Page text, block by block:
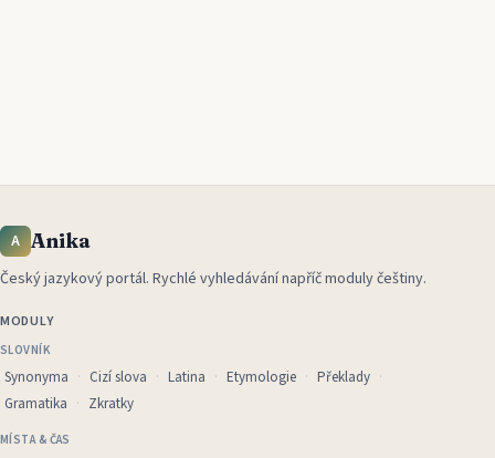
A Anika
Český jazykový portál. Rychlé vyhledávání napříč moduly češtiny.
MODULY
SLOVNÍK
Synonyma Cizí slova Latina Etymologie
Překlady
Gramatika
Zkratky
MÍSTA & ČAS